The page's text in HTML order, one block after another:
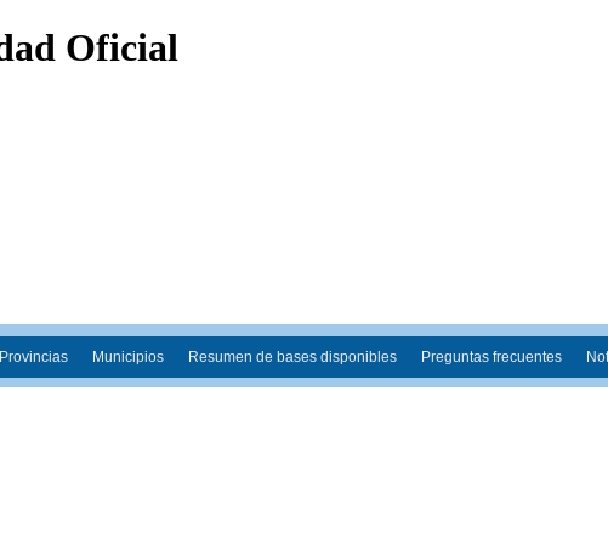
Provincias Municipios Resumen de bases disponibles Preguntas frecuentes